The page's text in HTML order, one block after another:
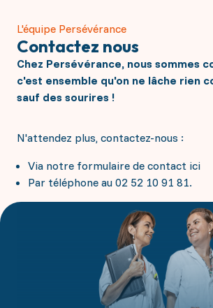
L'équipe Persévérance
Contactez nous
Chez Persévérance, nous sommes
c'est ensemble qu'on ne lâche rien
sauf des sourires !
N'attendez plus, contactez-nous :
Via notre formulaire de contact ici
Par téléphone au 02 52 10 91 81.